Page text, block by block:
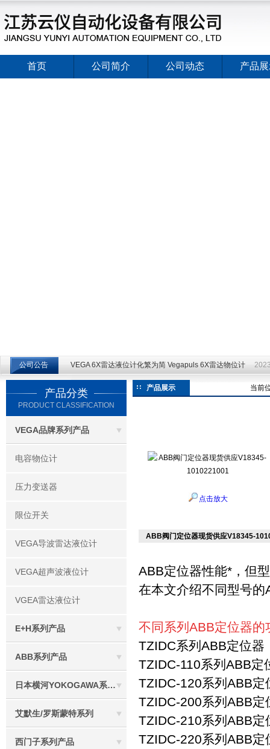
首页 公司简介 公司动态 产品
公司公告 VEGA 6X雷达液位计化繁为简 Vegapuls 6X雷达物位计
产品分类
PRODUCT CLASSIFICATION
VEGA品牌系列产品
电容物位计
压力变送器
限位开关
VEGA导波雷达液位计
VEGA超声波液位计
VGEA雷达液位计
E+H系列产品
ABB系列产品
日本横河YOKOGAWA系列产品
艾默生/罗斯蒙特系列
西门子系列产品
产品展示 当前
点击放大
ABB阀门定位器现货供应V18345-
ABB定位器性能*，但
在本文介绍不同型号
不同系列ABB定位器的
TZIDC系列ABB定位
TZIDC-110系列ABB定
TZIDC-120系列ABB
TZIDC-200系列ABB
TZIDC-210系列ABB定
TZIDC-220系列ABB